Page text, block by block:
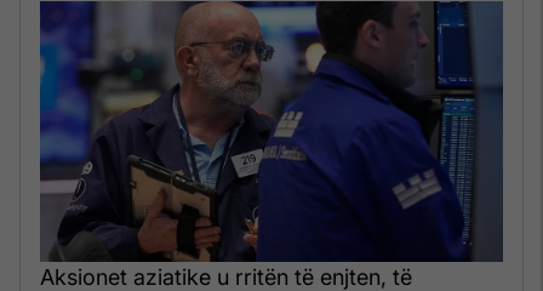
Aksionet aziatike u rritën të enjten, të